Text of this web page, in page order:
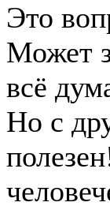
Это
Может
всё
Но с